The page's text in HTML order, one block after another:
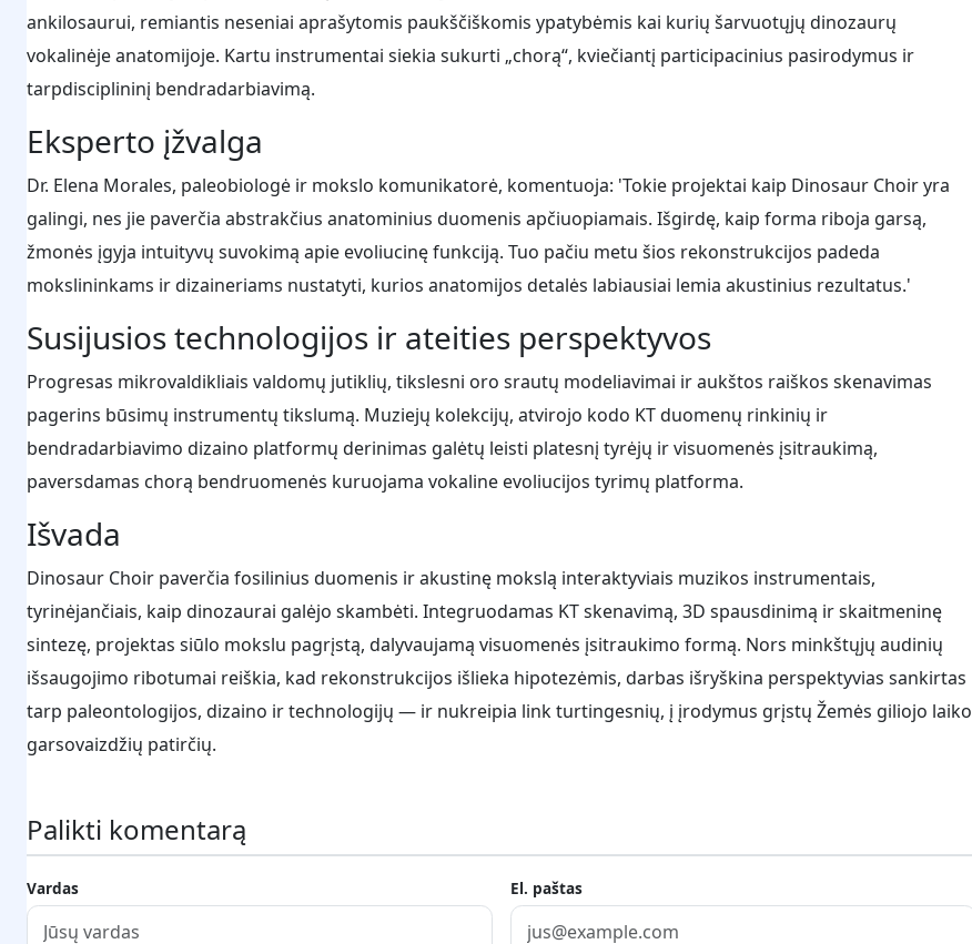
ankilosaurui, remiantis neseniai aprašytomis paukščiškomis ypatybėmis kai kurių šarvuotųjų dinozaurų
vokalinėje anatomijoje. Kartu instrumentai siekia sukurti „chorą“, kviečiantį participacinius pasirodymus ir
tarpdisciplininį bendradarbiavimą.
Eksperto įžvalga
Dr. Elena Morales, paleobiologė ir mokslo komunikatorė, komentuoja: 'Tokie projektai kaip Dinosaur Choir yra
galingi, nes jie paverčia abstrakčius anatominius duomenis apčiuopiamais. Išgirdę, kaip forma riboja garsą,
žmonės įgyja intuityvų suvokimą apie evoliucinę funkciją. Tuo pačiu metu šios rekonstrukcijos padeda
mokslininkams ir dizaineriams nustatyti, kurios anatomijos detalės labiausiai lemia akustinius rezultatus.'
Susijusios technologijos ir ateities perspektyvos
Progresas mikrovaldikliais valdomų jutiklių, tikslesni oro srautų modeliavimai ir aukštos raiškos skenavimas
pagerins būsimų instrumentų tikslumą. Muziejų kolekcijų, atvirojo kodo KT duomenų rinkinių ir
bendradarbiavimo dizaino platformų derinimas galėtų leisti platesnį tyrėjų ir visuomenės įsitraukimą,
paversdamas chorą bendruomenės kuruojama vokaline evoliucijos tyrimų platforma.
Išvada
Dinosaur Choir paverčia fosilinius duomenis ir akustinę mokslą interaktyviais muzikos instrumentais,
tyrinėjančiais, kaip dinozaurai galėjo skambėti. Integruodamas KT skenavimą, 3D spausdinimą ir skaitmeninę
sintezę, projektas siūlo mokslu pagrįstą, dalyvaujamą visuomenės įsitraukimo formą. Nors minkštųjų audinių
išsaugojimo ribotumai reiškia, kad rekonstrukcijos išlieka hipotezėmis, darbas išryškina perspektyvias sankirtas
tarp paleontologijos, dizaino ir technologijų — ir nukreipia link turtingesnių, į įrodymus grįstų Žemės giliojo laiko
garsovaizdžių patirčių.
Palikti komentarą
Vardas El. paštas